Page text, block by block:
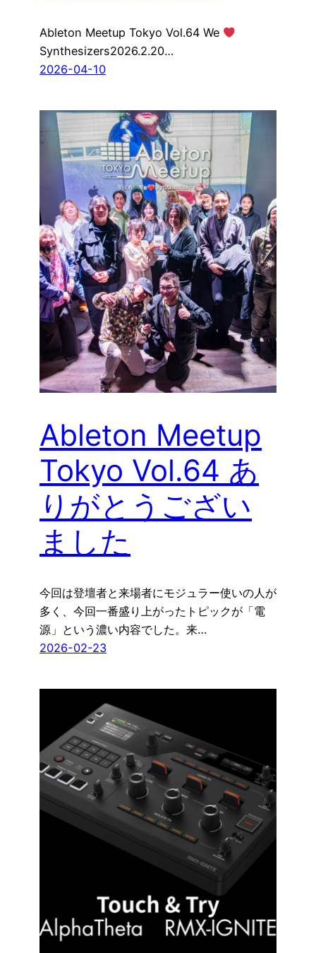
Ableton Meetup Tokyo Vol.64 We
Synthesizers2026.2.20…
2026-04-10
Ableton Meetup
Tokyo Vol.64 あ
りがとうござい
ました
今回は登壇者と来場者にモジュラー使いの人が
多く、今回一番盛り上がったトピックが「電
源」という濃い内容でした。来…
2026-02-23